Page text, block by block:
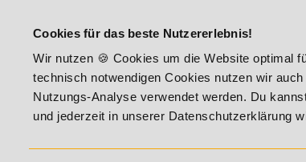
Cookies für das beste Nutzererlebnis!
Wir nutzen 🍪 Cookies um die Website optimal
technisch notwendigen Cookies nutzen wir
Nutzungs-Analyse verwendet werden. Du
und jederzeit in unserer Datenschutzerklärung
17. August 2026 - Summer Vitality! 20% Rabatt